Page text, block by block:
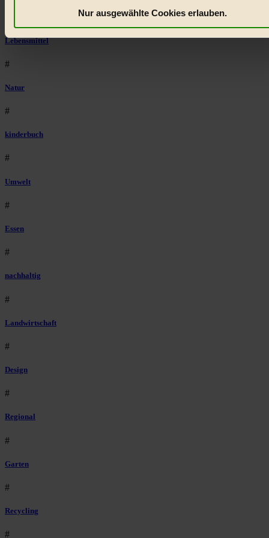
etwa selbst anonymisierte Statistiken dazu auslesen zu
externen Plattformen anzuzeigen, oder auch, um Werbung
Nur ausgewählte Cookies erlauben.
Lebensmittel
#
Natur
#
kinderbuch
#
Umwelt
#
Essen
#
nachhaltig
#
Landwirtschaft
#
Design
#
Regional
#
Garten
#
Recycling
#